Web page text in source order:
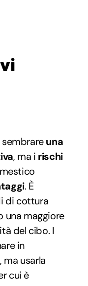
una
, ma i rischi
. È
di cottura
una maggiore
del cibo. I
in
ma usarla
cui è